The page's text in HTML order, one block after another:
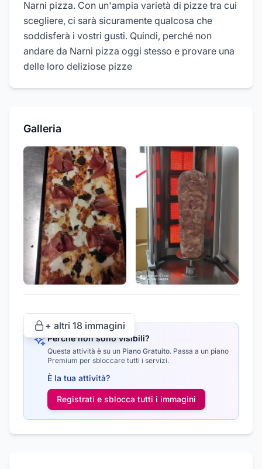
Narni pizza. Con un'ampia varietà di pizze tra cui
scegliere, ci sarà sicuramente qualcosa che
soddisferà i vostri gusti. Quindi, perché non
andare da Narni pizza oggi stesso e provare una
delle loro deliziose pizze
Galleria
+ altri 18 immagini
Perché non sono visibili?
Questa attività è su un Piano Gratuito. Passa a un piano
Premium per sbloccare tutti i servizi.
È la tua attività?
Registrati e sblocca tutti i immagini